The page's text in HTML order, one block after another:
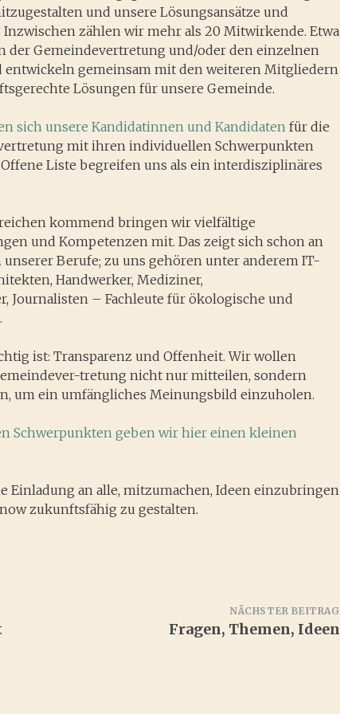
und unsere Lösungsansätze und
zählen wir mehr als 20 Mitwirkende. Etwa
der Gemeindevertretung und/oder den einzelnen
entwickeln gemeinsam mit den weiteren Mitgliedern
Lösungen für unsere Gemeinde.
sich unsere Kandidatinnen und Kandidaten für die
mit ihren individuellen Schwerpunkten
Liste begreifen uns als ein interdisziplinäres
kommend bringen wir vielfältige
und Kompetenzen mit. Das zeigt sich schon an
Berufe; zu uns gehören unter anderem IT-
Handwerker, Mediziner,
Journalisten – Fachleute für ökologische und
ist: Transparenz und Offenheit. Wir wollen
tretung nicht nur mitteilen, sondern
um ein umfängliches Meinungsbild einzuholen.
Schwerpunkten geben wir hier einen kleinen
Einladung an alle, mitzumachen, Ideen einzubringen
zukunftsfähig zu gestalten.
NÄCHSTER BEITRAG
Fragen, Themen, Ideen